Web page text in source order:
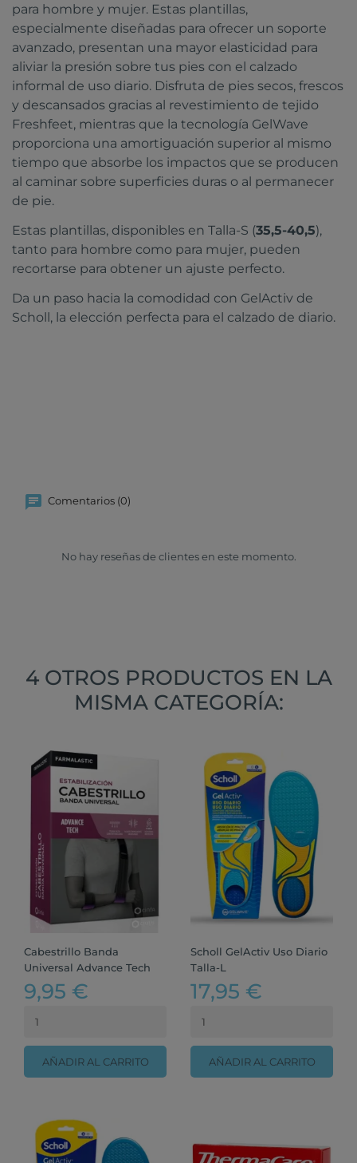
para hombre y mujer. Estas plantillas,
especialmente diseñadas para ofrecer un soporte
avanzado, presentan una mayor elasticidad para
aliviar la presión sobre tus pies con el calzado
informal de uso diario. Disfruta de pies secos, frescos
y descansados gracias al revestimiento de tejido
Freshfeet, mientras que la tecnología GelWave
proporciona una amortiguación superior al mismo
tiempo que absorbe los impactos que se producen
al caminar sobre superficies duras o al permanecer
de pie.
Estas plantillas, disponibles en Talla-S (35,5-40,5),
tanto para hombre como para mujer, pueden
recortarse para obtener un ajuste perfecto.
Da un paso hacia la comodidad con GelActiv de
Scholl, la elección perfecta para el calzado de diario.
Comentarios (0)
No hay reseñas de clientes en este momento.
4 OTROS PRODUCTOS EN LA
MISMA CATEGORÍA:
Cabestrillo Banda
Universal Advance Tech
9,95 €
AÑADIR AL CARRITO
Scholl GelActiv Uso Diario
Talla-L
17,95 €
AÑADIR AL CARRITO